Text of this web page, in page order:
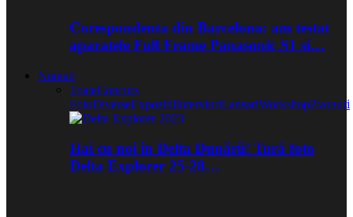
Corespondenta din Barcelona: am testat
aparatele Full Frame Panasonic S1 si…
Noutati
ToateConcurs
FotoDiverseExpozitiiInterviuriLansariWorkshopZvonuri
Hai cu noi în Delta Dunării! Tură foto
Delta Explorer 25-28…